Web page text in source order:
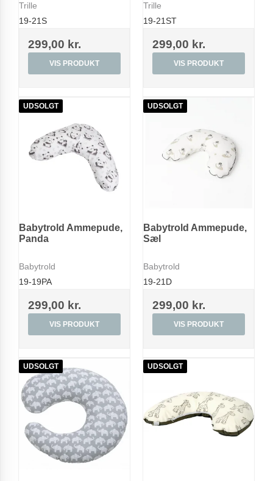
Trille
19-21S
299,00 kr.
VIS PRODUKT
Trille
19-21ST
299,00 kr.
VIS PRODUKT
UDSOLGT
Babytrold Ammepude,
Panda
Babytrold
19-19PA
299,00 kr.
VIS PRODUKT
UDSOLGT
Babytrold Ammepude,
Sæl
Babytrold
19-21D
299,00 kr.
VIS PRODUKT
UDSOLGT UDSOLGT